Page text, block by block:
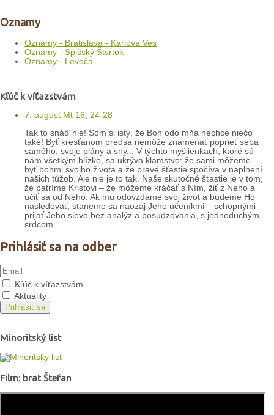
Oznamy
Oznamy - Bratislava - Karlova Ves
Oznamy - Spišský Štvrtok
Oznamy - Levoča
Kľúč k víťazstvám
7. august Mt 16, 24-28
Tak to snáď nie! Som si istý, že Boh odo mňa nechce niečo
také! Byť kresťanom predsa nemôže znamenať poprieť seba
samého, svoje plány a sny... V týchto myšlienkach, ktoré sú
nám všetkým blízke, sa ukrýva klamstvo: že sami môžeme
byť bohmi svojho života a že pravé šťastie spočíva v naplnení
našich túžob. Ale nie je to tak. Naše skutočné šťastie je v tom,
že patríme Kristovi – že môžeme kráčať s Ním, žiť z Neho a
učiť sa od Neho. Ak mu odovzdáme svoj život a budeme Ho
nasledovať, staneme sa naozaj Jeho učeníkmi – schopnými
prijať Jeho slovo bez analýz a posudzovania, s jednoduchým
srdcom.
Prihlásiť sa na odber
Kľúč k víťazstvám
Aktuality
Prihlásiť sa
Minoritský list
Film: brat Štefan